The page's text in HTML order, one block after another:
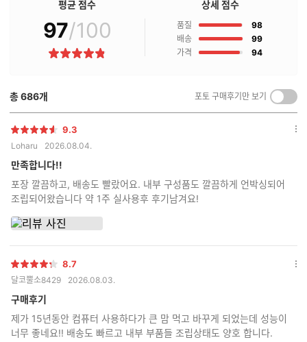
매
후
기
평균 점수
97/100
별
상세 점수
품질 98점
배송
99점
가격
94점
총686개 포토 구매후기만 보기
켜
기/
별
점
9.3
Loharu 2026.08.04.
만족합니다!!
포장 깔끔하고, 배송도 빨랐어요. 내부 구성품도 깔끔하게 언박싱되어
조립되어왔습니다 약 1주 실사용후 후기남겨요!
옵
별
점
8.7
달코뿔소8429 2026.08.03.
구매후기
제가 15년동안 컴퓨터 사용하다가 큰 맘 먹고 바꾸게 되었는데 성능이
너무 좋네요!! 배송도 빠르고 내부 부품들 조립상태도 양호 합니다.
옵